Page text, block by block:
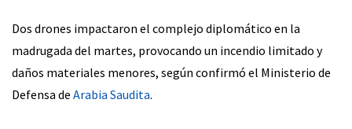
Dos drones impactaron el complejo diplomático en la
madrugada del martes, provocando un incendio limitado y
daños materiales menores, según confirmó el Ministerio de
Defensa de Arabia Saudita.